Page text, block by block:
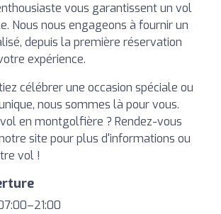
vous garantissent un vol
Nous nous engageons à fournir un
depuis la première réservation
expérience.
célébrer une occasion spéciale ou
nous sommes là pour vous.
en montgolfière ? Rendez-vous
site pour plus d'informations ou
vol !